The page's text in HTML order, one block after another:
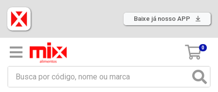
Baixe já nosso APP
0